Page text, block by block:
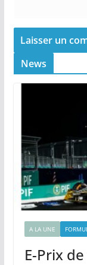
News
A LA UNE
E-Prix